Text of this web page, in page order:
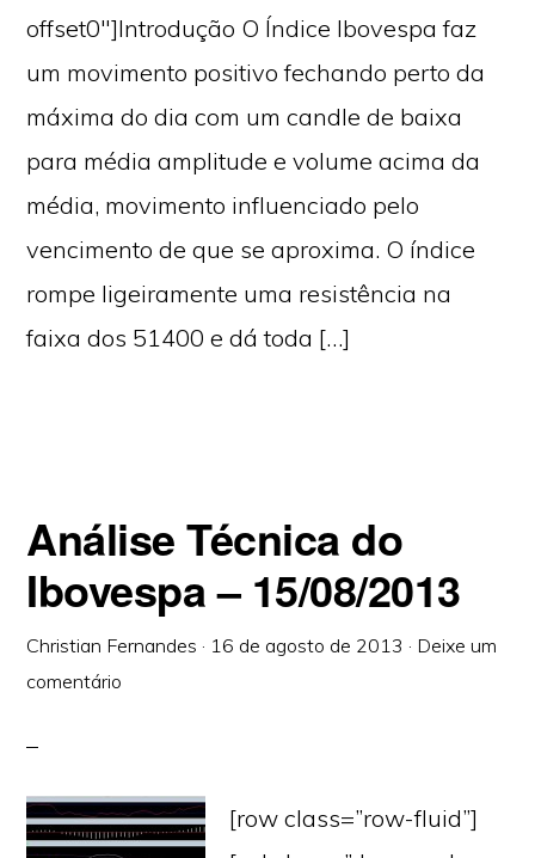
offset0″]Introdução O Índice Ibovespa faz
um movimento positivo fechando perto da
máxima do dia com um candle de baixa
para média amplitude e volume acima da
média, movimento influenciado pelo
vencimento de que se aproxima. O índice
rompe ligeiramente uma resistência na
faixa dos 51400 e dá toda […]
Análise Técnica do
Ibovespa – 15/08/2013
Christian Fernandes · 16 de agosto de 2013 · Deixe um
comentário
[row class=”row-fluid”]